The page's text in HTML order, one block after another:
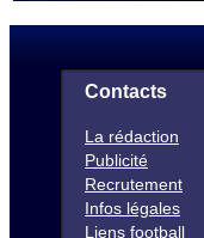
Contacts
La rédaction
Publicité
Recrutement
Infos légales
Liens football